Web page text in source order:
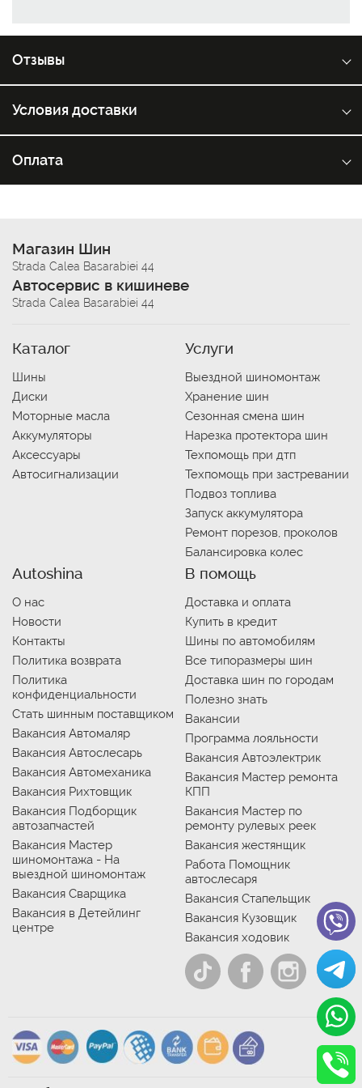
Отзывы
Условия доставки
Оплата
Магазин Шин
Strada Calea Basarabiei 44
Автосервис в кишиневе
Strada Calea Basarabiei 44
Каталог
Шины
Диски
Моторные масла
Аккумуляторы
Аксессуары
Автосигнализации
Услуги
Выездной шиномонтаж
Хранение шин
Сезонная смена шин
Нарезка протектора шин
Техпомощь при дтп
Техпомощь при застревании
Подвоз топлива
Запуск аккумулятора
Ремонт порезов, проколов
Балансировка колес
Autoshina
О нас
Новости
Контакты
Политика возврата
Политика
конфиденциальности
Стать шинным поставщиком
Вакансия Автомаляр
Вакансия Автослесарь
Вакансия Автомеханика
Вакансия Рихтовщик
Вакансия Подборщик
автозапчастей
Вакансия Мастер
шиномонтажа - На
выездной шиномонтаж
Вакансия Сварщика
Вакансия в Детейлинг
центре
В помощь
Доставка и оплата
Купить в кредит
Шины по автомобилям
Все типоразмеры шин
Доставка шин по городам
Полезно знать
Вакансии
Программа лояльности
Вакансия Автоэлектрик
Вакансия Мастер ремонта
КПП
Вакансия Мастер по
ремонту рулевых реек
Вакансия жестянщик
Работа Помощник
автослесаря
Вакансия Стапельщик
Вакансия Кузовщик
Вакансия ходовик